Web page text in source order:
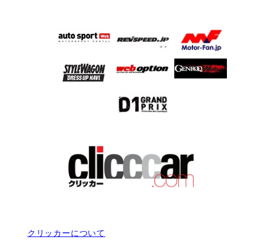
クリッカーについて